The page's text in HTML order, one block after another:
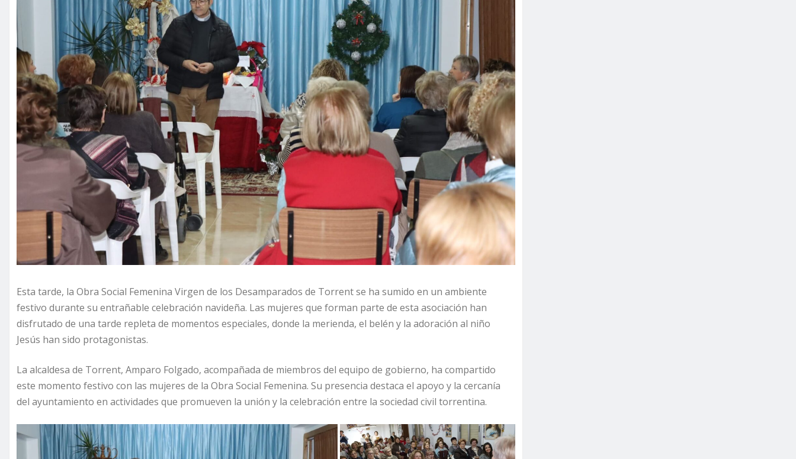
Esta tarde, la Obra Social Femenina Virgen de los Desamparados de Torrent se ha sumido en un ambiente
festivo durante su entrañable celebración navideña. Las mujeres que forman parte de esta asociación han
disfrutado de una tarde repleta de momentos especiales, donde la merienda, el belén y la adoración al niño
Jesús han sido protagonistas.
La alcaldesa de Torrent, Amparo Folgado, acompañada de miembros del equipo de gobierno, ha compartido
este momento festivo con las mujeres de la Obra Social Femenina. Su presencia destaca el apoyo y la cercanía
del ayuntamiento en actividades que promueven la unión y la celebración entre la sociedad civil torrentina.